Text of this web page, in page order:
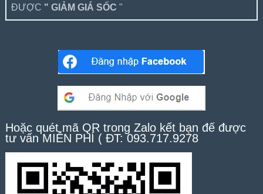
ĐƯỢC " GIẢM GIÁ SỐC "
Hoặc quét mã QR trong Zalo kết bạn để được
tư vấn MIỄN PHÍ ( ĐT: 093.717.9278